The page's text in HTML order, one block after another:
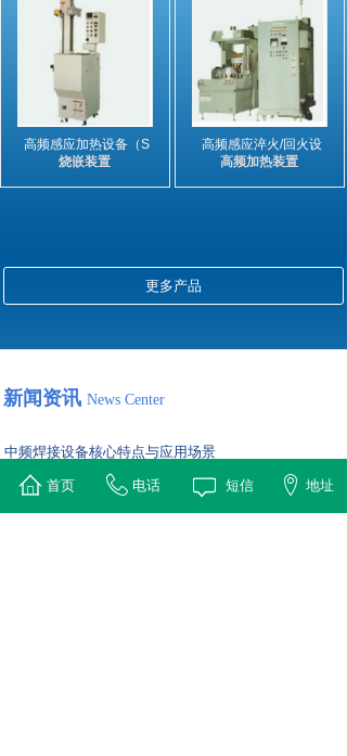
高频感应加热设备（S
烧嵌装置
高频感应淬火/回火设
高频加热装置
更多产品
新闻资讯 News Center
中频焊接设备核心特点与应用场景
2026-01-04
中频焊接设备是一种利用中频（通常1-10 kHz）感应加热原
理对金属工件进行快速、高效焊接的专用设备。它通过
首页 电话 短信 地址